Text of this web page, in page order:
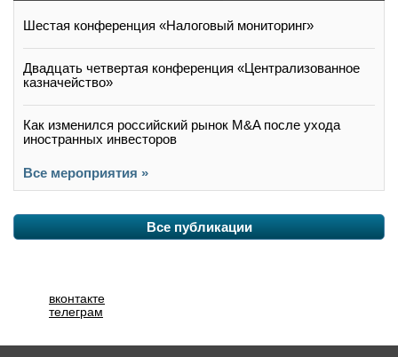
Шестая конференция «Налоговый мониторинг»
Двадцать четвертая конференция «Централизованное
казначейство»
Как изменился российский рынок M&A после ухода
иностранных инвесторов
Все мероприятия »
Все публикации
вконтакте
телеграм